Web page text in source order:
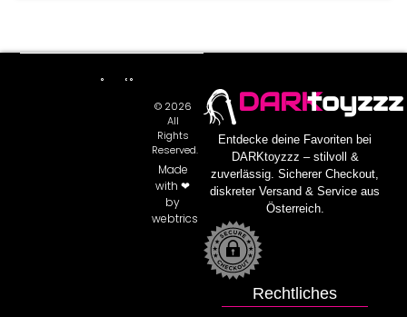
DARKtoyzzz
Entdecke deine Favoriten bei
DARKtoyzzz – stilvoll &
zuverlässig. Sicherer Checkout,
diskreter Versand & Service aus
Österreich.
Rechtliches
© 2026
All
Rights
Reserved.
Made
with ❤
by
webtrics